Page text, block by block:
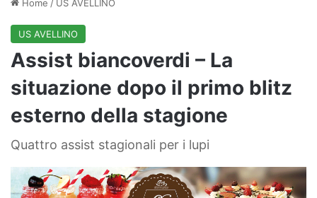
Home / US AVELLINO
US AVELLINO
Assist biancoverdi – La
situazione dopo il primo blitz
esterno della stagione
Quattro assist stagionali per i lupi